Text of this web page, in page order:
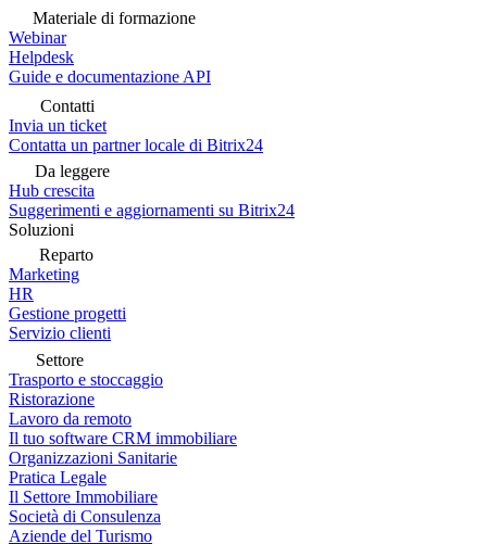
Materiale di formazione
Webinar
Helpdesk
Guide e documentazione API
Contatti
Invia un ticket
Contatta un partner locale di Bitrix24
Da leggere
Hub crescita
Suggerimenti e aggiornamenti su Bitrix24
Soluzioni
Reparto
Marketing
HR
Gestione progetti
Servizio clienti
Settore
Trasporto e stoccaggio
Ristorazione
Lavoro da remoto
Il tuo software CRM immobiliare
Organizzazioni Sanitarie
Pratica Legale
Il Settore Immobiliare
Società di Consulenza
Aziende del Turismo